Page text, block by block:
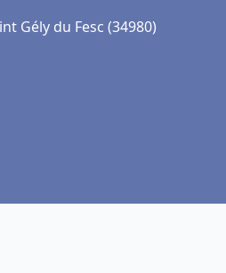
Gély du Fesc (34980)